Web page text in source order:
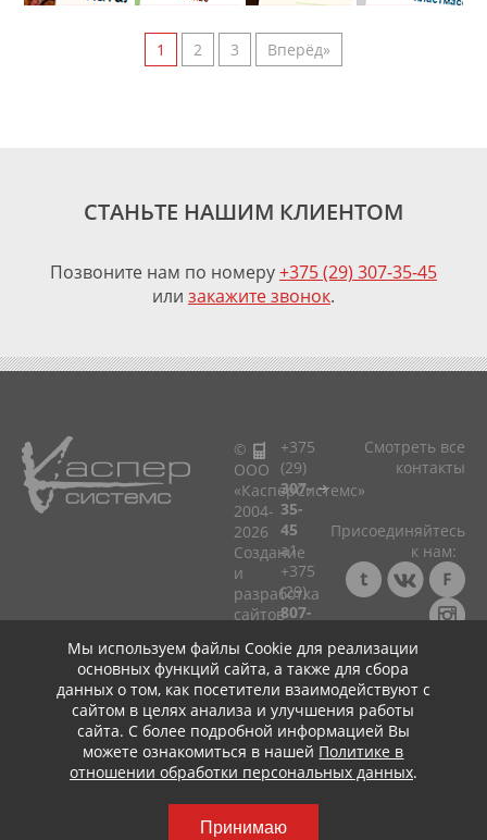
Мы используем файлы Cookie для реализации
основных функций сайта, а также для сбора
данных о том, как посетители взаимодействуют с
сайтом в целях анализа и улучшения работы
сайта. С более подробной информацией Вы
можете ознакомиться в нашей Политике в
отношении обработки персональных данных.
Принимаю
1 2 3 Вперёд»
СТАНЬТЕ НАШИМ КЛИЕНТОМ
Позвоните нам по номеру+375 (29) 307-35-45
или закажите звонок.
+375
(29)
307-
35-
45
a1
+375
(29)
807-
75
мтс
+375
(25)
799-
75-
45
Смотреть все
контакты
Присоединяйтесь
к нам:
Консультация ☎
+375 (29) 307-35-45
+
+
©
ООО
«КасперСистемс»
2004-
2026
Cоздание
и
разработка
сайтов
Минске!
Политика
в
отношении
обработки
персональных
данных